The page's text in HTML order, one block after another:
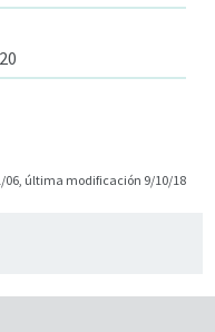
06, última modificación 9/10/18